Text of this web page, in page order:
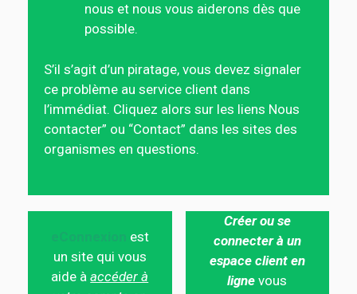
nous et nous vous aiderons dès que
possible.
S’il s’agit d’un piratage, vous devez signaler
ce problème au service client dans
l’immédiat. Cliquez alors sur les liens Nous
contacter” ou “Contact” dans les sites des
organismes en questions.
est
un site qui vous
aide àaccéder à
Créer ou se
connecter à un
espace client en
ligne vous